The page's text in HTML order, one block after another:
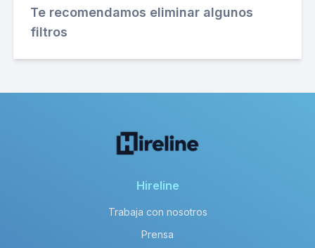
Te recomendamos eliminar algunos
filtros
Hireline
Trabaja con nosotros
Prensa